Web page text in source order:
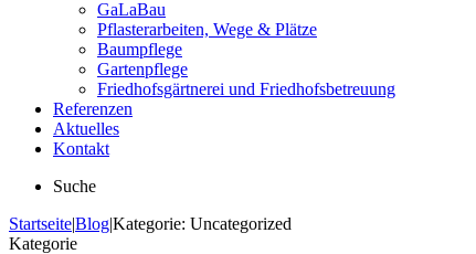
GaLaBau
Pflasterarbeiten, Wege & Plätze
Baumpflege
Gartenpflege
Friedhofsgärtnerei und Friedhofsbetreuung
Referenzen
Aktuelles
Kontakt
Suche
Startseite|Blog|Kategorie: Uncategorized
Kategorie